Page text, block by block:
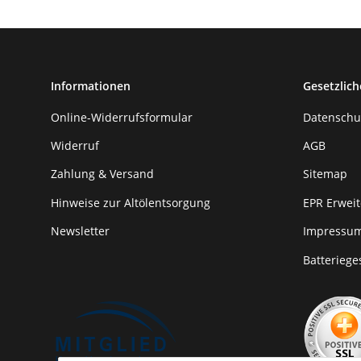
Informationen
Online-Widerrufsformular
Widerruf
Zahlung & Versand
Hinweise zur Altölentsorgung
Newsletter
AGB
Sitemap
EPR